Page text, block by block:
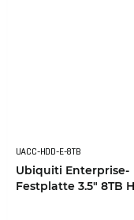
UACC-HDD-E-8TB
Ubiquiti Enterprise-
Festplatte 3.5" 8TB